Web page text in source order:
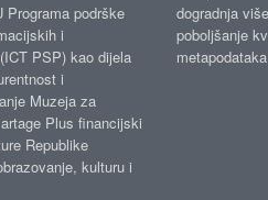
Programa podrške
i
PSP) kao dijela
i
Muzeja za
Plus financijski
Republike
kulturu i
dogradnja
poboljšanje